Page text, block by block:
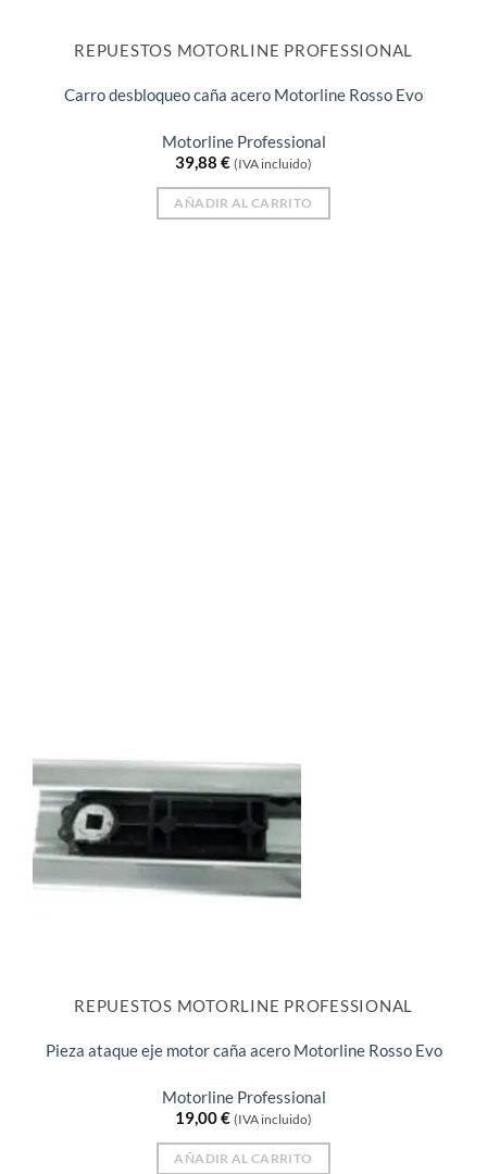
REPUESTOS MOTORLINE PROFESSIONAL
Carro desbloqueo caña acero Motorline Rosso Evo
Motorline Professional
39,88 € (IVA incluido)
AÑADIR AL CARRITO
REPUESTOS MOTORLINE PROFESSIONAL
Pieza ataque eje motor caña acero Motorline Rosso Evo
Motorline Professional
19,00€ (IVA incluido)
AÑADIR AL CARRITO